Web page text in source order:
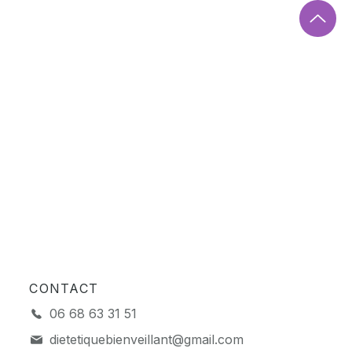
CONTACT
06 68 63 31 51
dietetiquebienveillant@gmail.com